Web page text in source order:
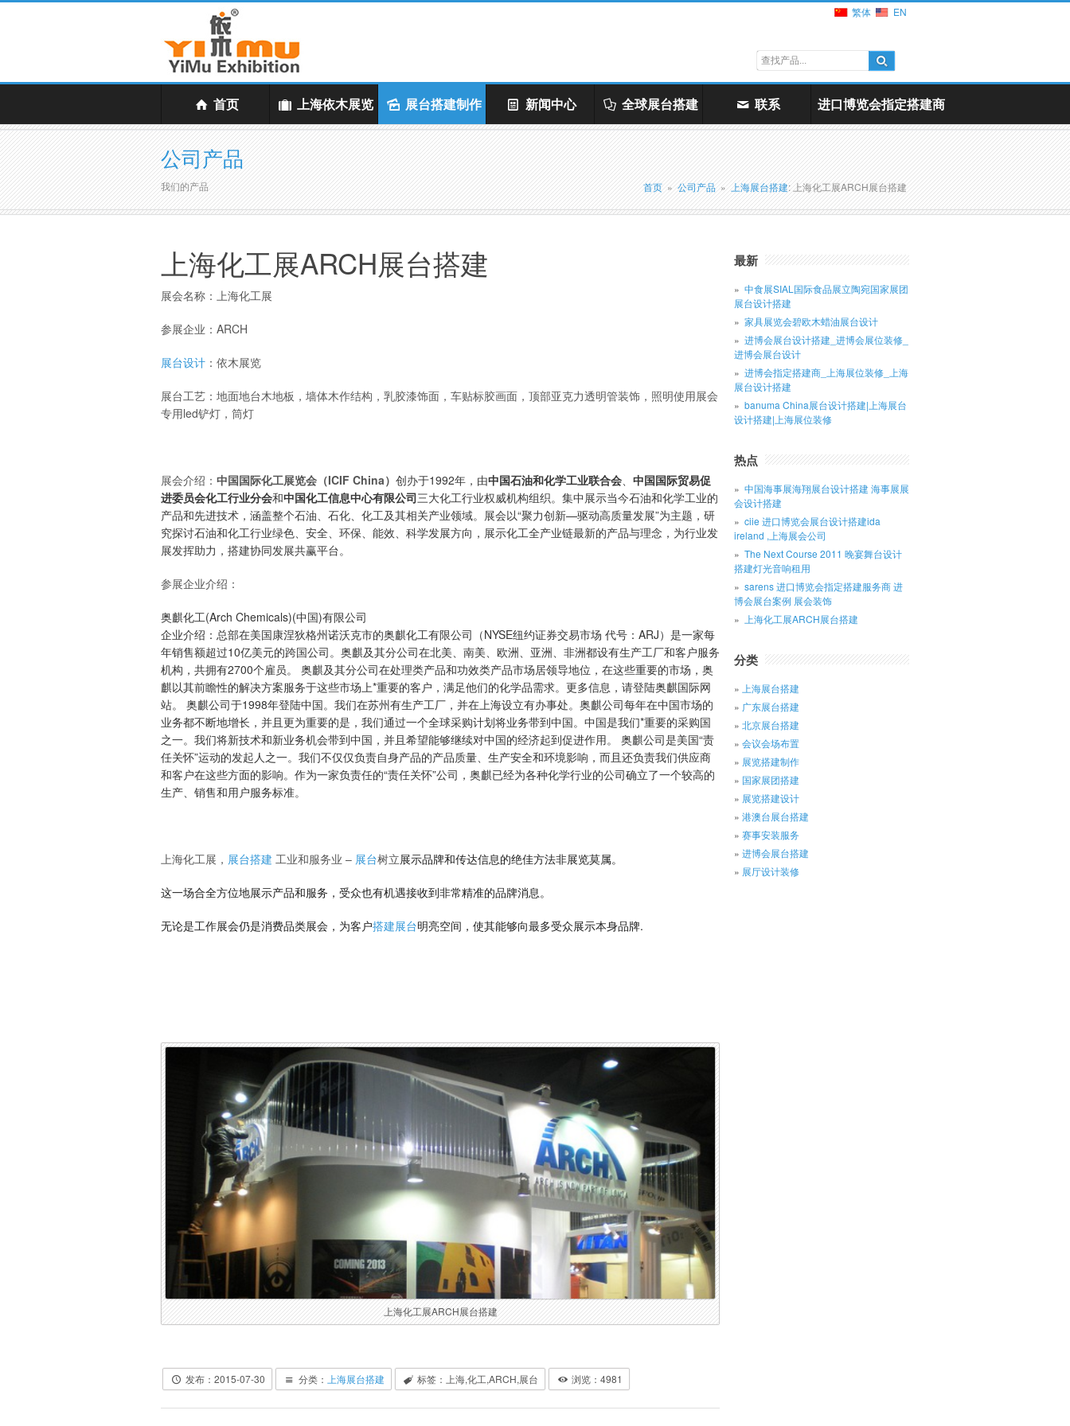
繁体 EN
首页 上海依木展览 展台搭建制作 新闻中心 全球展台搭建 联系 进口博览会指定搭建商
公司产品
我们的产品 首页 » 公司产品 » 上海展台搭建: 上海化工展ARCH展台搭建
上海化工展ARCH展台搭建
展会名称：上海化工展
参展企业：ARCH
展台设计 ：依木展览
展台工艺：地面地台木地板，墙体木作结构，乳胶漆饰面，车贴标胶画面，顶部亚克力透明管装饰，照明使用展会
专用led铲灯，筒灯
展会介绍： 中国国际化工展览会（ICIF China） 创办于1992年，由中国石油和化学工业联合会、 中国国际贸易促
进委员会化工行业分会和中国化工信息中心有限公司三大化工行业权威机构组织。集中展示当今石油和化学工业的
产品和先进技术，涵盖整个石油、石化、化工及其相关产业领域。展会以“聚力创新—驱动高质量发展”为主题，研
究探讨石油和化工行业绿色、安全、环保、能效、科学发展方向，展示化工全产业链最新的产品与理念，为行业发
展发挥助力，搭建协同发展共赢平台。
参展企业介绍：
奥麒化工(Arch Chemicals)(中国)有限公司
企业介绍：总部在美国康涅狄格州诺沃克市的奥麒化工有限公司（NYSE纽约证券交易市场 代号：ARJ）是一家每
年销售额超过10亿美元的跨国公司。奥麒及其分公司在北美、南美、欧洲、亚洲、非洲都设有生产工厂和客户服务
机构，共拥有2700个雇员。 奥麒及其分公司在处理类产品和功效类产品市场居领导地位，在这些重要的市场，奥
麒以其前瞻性的解决方案服务于这些市场上*重要的客户，满足他们的化学品需求。更多信息，请登陆奥麒国际网
站。 奥麒公司于1998年登陆中国。我们在苏州有生产工厂，并在上海设立有办事处。奥麒公司每年在中国市场的
业务都不断地增长，并且更为重要的是，我们通过一个全球采购计划将业务带到中国。中国是我们*重要的采购国
之一。我们将新技术和新业务机会带到中国，并且希望能够继续对中国的经济起到促进作用。 奥麒公司是美国“责
任关怀”运动的发起人之一。我们不仅仅负责自身产品的产品质量、生产安全和环境影响，而且还负责我们供应商
和客户在这些方面的影响。作为一家负责任的“责任关怀”公司，奥麒已经为各种化学行业的公司确立了一个较高的
生产、销售和用户服务标准。
上海化工展， 展台搭建 工业和服务业 – 展台树立展示品牌和传达信息的绝佳方法非展览莫属。
这一场合全方位地展示产品和服务，受众也有机遇接收到非常精准的品牌消息。
无论是工作展会仍是消费品类展会，为客户搭建展台明亮空间，使其能够向最多受众展示本身品牌.
上海化工展ARCH展台搭建
发布：2015-07-30 分类： 上海展台搭建 标签：上海,化工,ARCH,展台 浏览：4981
最新
中食展SIAL国际食品展立陶宛国家展团
展台设计搭建
家具展览会碧欧木蜡油展台设计
进博会展台设计搭建_进博会展位装修_
进博会展台设计
进博会指定搭建商_上海展位装修_上海
展台设计搭建
banuma China展台设计搭建|上海展台
设计搭建|上海展位装修
热点
中国海事展海翔展台设计搭建 海事展展
会设计搭建
ciie 进口博览会展台设计搭建ida
ireland ,上海展会公司
The Next Course 2011 晚宴舞台设计
搭建灯光音响租用
sarens 进口博览会指定搭建服务商 进
博会展台案例 展会装饰
上海化工展ARCH展台搭建
分类
上海展台搭建
广东展台搭建
北京展台搭建
会议会场布置
展览搭建制作
国家展团搭建
展览搭建设计
港澳台展台搭建
赛事安装服务
进博会展台搭建
展厅设计装修